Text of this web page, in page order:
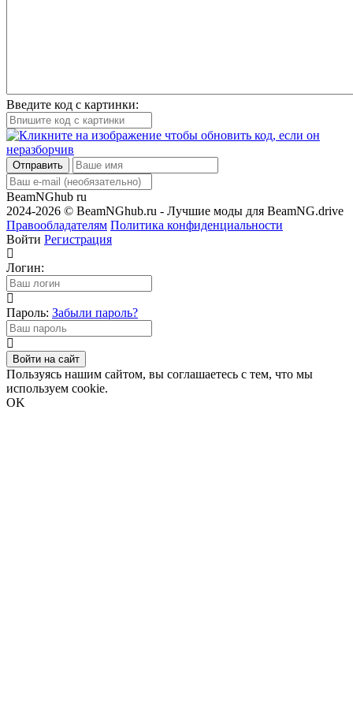
Введите код с картинки:
Отправить
BeamNGhub ru
2024-2026 © BeamNGhub.ru - Лучшие моды для BeamNG.drive
Правообладателям Политика конфиденциальности
Войти Регистрация
Логин:
Пароль: Забыли пароль?
Войти на сайт
Пользуясь нашим сайтом, вы соглашаетесь с тем, что мы
используем cookie.
OK